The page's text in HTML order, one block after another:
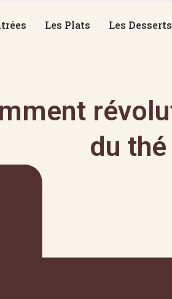
Les Plats Les Desserts
du thé